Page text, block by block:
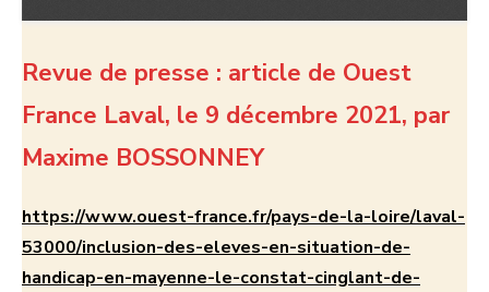
Revue de presse : article de Ouest
France Laval, le 9 décembre 2021, par
Maxime BOSSONNEY
https://www.ouest-france.fr/pays-de-la-loire/laval-
53000/inclusion-des-eleves-en-situation-de-
handicap-en-mayenne-le-constat-cinglant-de-